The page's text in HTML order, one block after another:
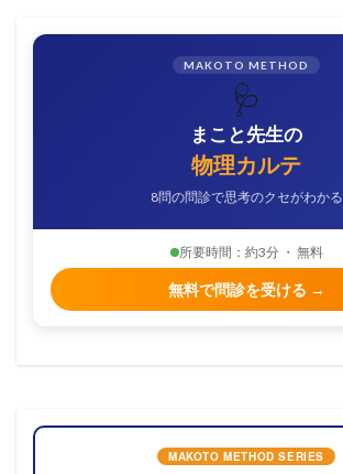
MAKOTO METHOD
🩺
まこと先生の
物理カルテ
8問の問診で思考のクセがわかる
所要時間：約3分 ・ 無料
無料で問診を受ける →
MAKOTO METHOD SERIES